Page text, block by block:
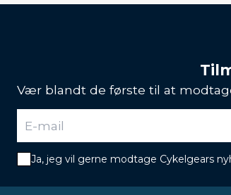
Vær blandt de første til at
Ja, jeg vil gerne modtage Cykelgears